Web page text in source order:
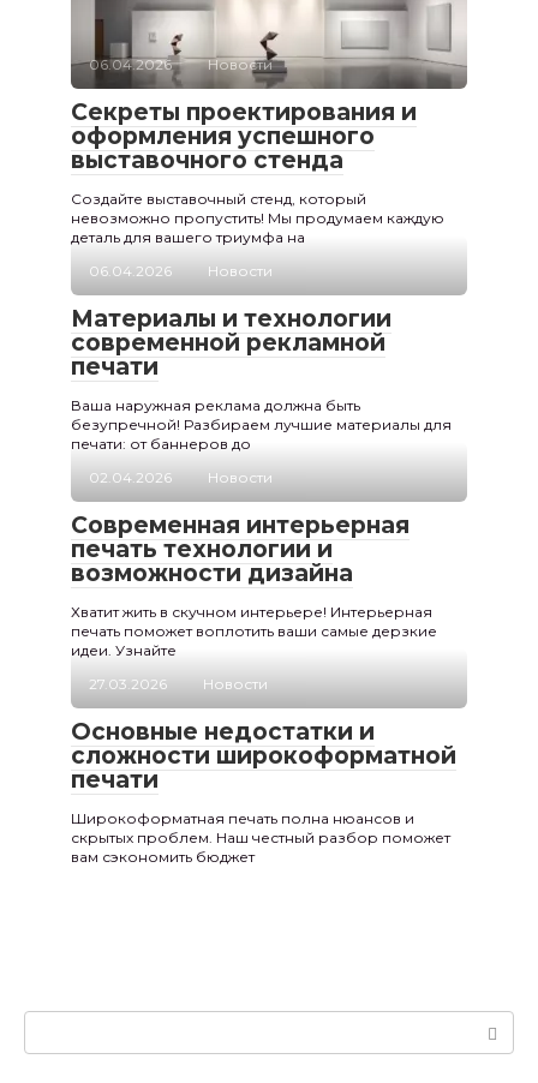
06.04.2026 Новости
Секреты проектирования и
оформления успешного
выставочного стенда
Создайте выставочный стенд, который
невозможно пропустить! Мы продумаем каждую
деталь для вашего триумфа на
06.04.2026
Новости
Материалы и технологии
современной рекламной
печати
Ваша наружная реклама должна быть
безупречной! Разбираем лучшие материалы для
печати: от баннеров до
02.04.2026
Новости
Современная интерьерная
печать технологии и
возможности дизайна
Хватит жить в скучном интерьере! Интерьерная
печать поможет воплотить ваши самые дерзкие
идеи. Узнайте
27.03.2026
Новости
Основные недостатки и
сложности широкоформатной
печати
Широкоформатная печать полна нюансов и
скрытых проблем. Наш честный разбор поможет
вам сэкономить бюджет